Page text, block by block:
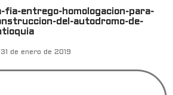
fia-entrego-homologacion-para-
del-autodromo-de-
31 de enero de 2019